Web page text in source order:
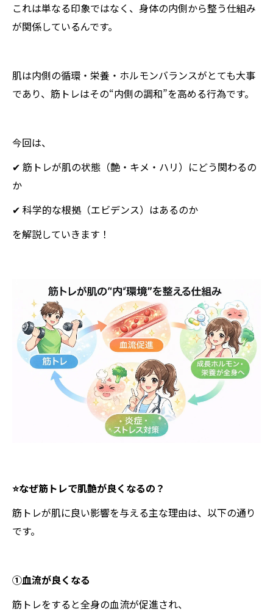
これは単なる印象ではなく、身体の内側から整う仕組み
が関係しているんです。
肌は内側の循環・栄養・ホルモンバランスがとても大事
であり、筋トレはその“内側の調和”を高める行為です。
今回は、
✔ 筋トレが肌の状態（艶・キメ・ハリ）にどう関わるの
か
✔ 科学的な根拠（エビデンス）はあるのか
を解説していきます！
⭐️なぜ筋トレで肌艶が良くなるの？
筋トレが肌に良い影響を与える主な理由は、以下の通り
です。
①血流が良くなる
筋トレをすると全身の血流が促進され、